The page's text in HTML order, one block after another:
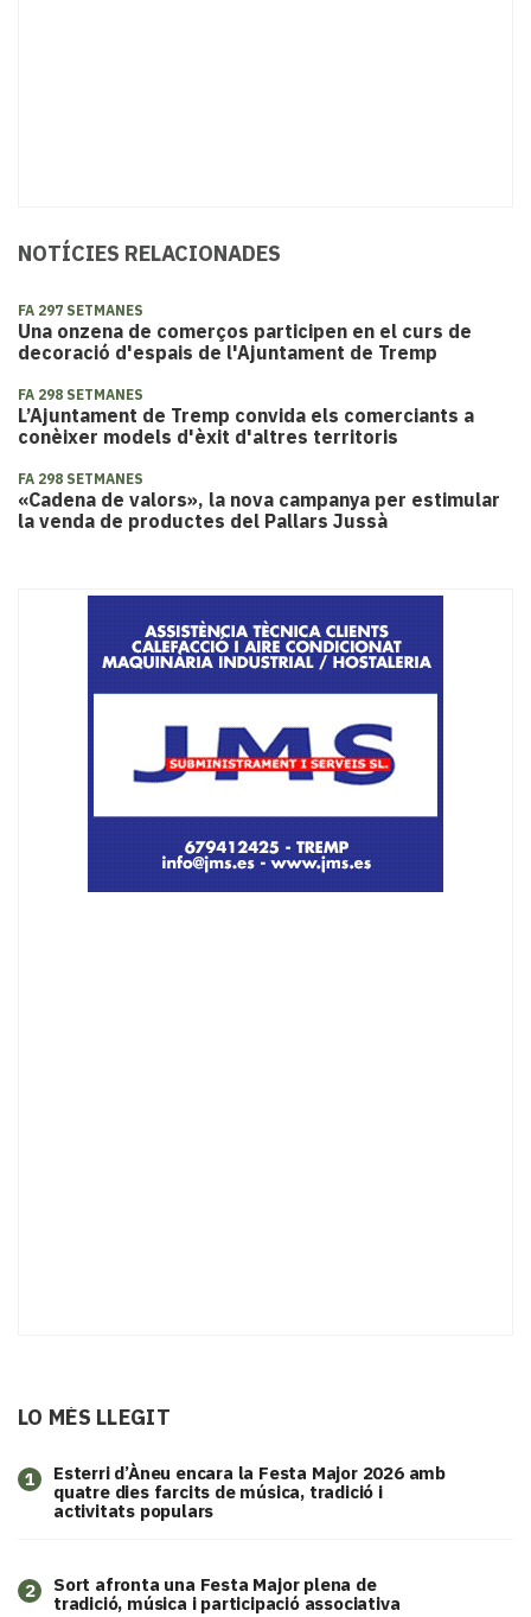
NOTÍCIES RELACIONADES
FA 297 SETMANES
Una onzena de comerços participen en el curs de
decoració d'espais de l'Ajuntament de Tremp
FA 298 SETMANES
L’Ajuntament de Tremp convida els comerciants a
conèixer models d'èxit d'altres territoris
FA 298 SETMANES
«Cadena de valors», la nova campanya per estimular
la venda de productes del Pallars Jussà
LO MÉS LLEGIT
1
Esterri d’Àneu encara la Festa Major 2026 amb
quatre dies farcits de música, tradició i
activitats populars
2
Sort afronta una Festa Major plena de
tradició, música i participació associativa